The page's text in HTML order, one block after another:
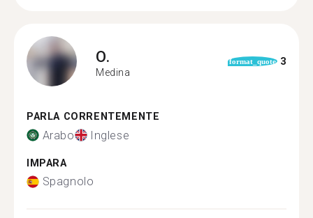
O.
Medina
format_quote 3
PARLA CORRENTEMENTE
Arabo Inglese
IMPARA
Spagnolo